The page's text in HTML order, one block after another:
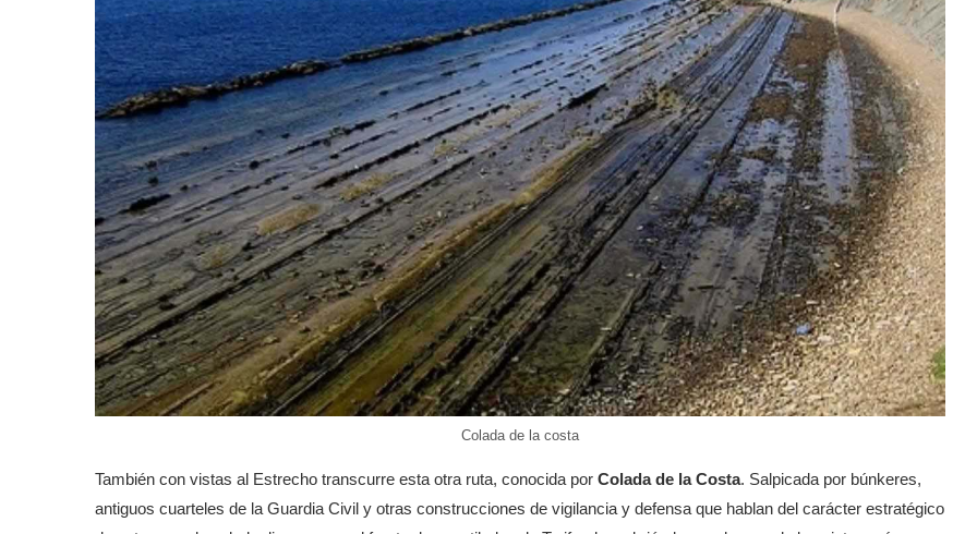
Colada de la costa
También con vistas al Estrecho transcurre esta otra ruta, conocida por Colada de la Costa. Salpicada por búnkeres,
antiguos cuarteles de la Guardia Civil y otras construcciones de vigilancia y defensa que hablan del carácter estratégico